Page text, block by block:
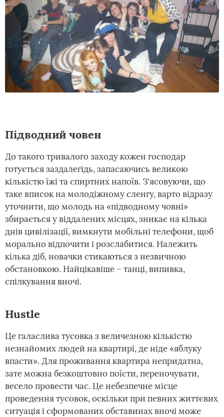
Підводний човен
До такого тривалого заходу кожен господар
готується заздалегідь, запасаючись великою
кількістю їжі та спиртних напоїв. З'ясовуючи, що
таке вписок на молодіжному сленгу, варто відразу
уточнити, що молодь на «підводному човні»
збирається у віддалених місцях, зникає на кілька
днів цивілізації, вимкнути мобільні телефони, щоб
морально відпочити і розслабитися. Належить
кілька діб, новачки стикаються з незвичною
обстановкою. Найцікавіше – танці, випивка,
спілкування вночі.
Hustle
Це галаслива тусовка з величезною кількістю
незнайомих людей на квартирі, де ніде «яблуку
впасти». Для проживання квартира непридатна,
зате можна безкоштовно поїсти, переночувати,
весело провести час. Це небезпечне місце
проведення тусовок, оскільки при певних життєвих
ситуація і сформованих обставинах вночі може